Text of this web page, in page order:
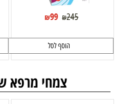
₪245
₪99
הוסף לסל
צמחי מרפא